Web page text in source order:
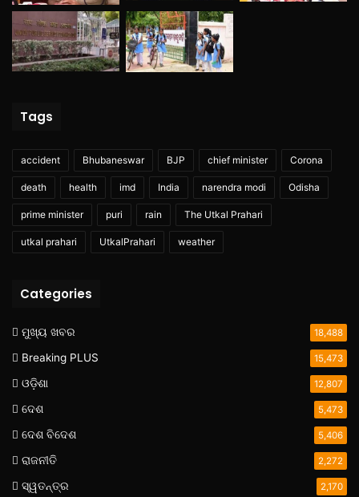
Tags
accident Bhubaneswar BJP chief minister Corona
death health imd India narendra modi Odisha
prime minister puri rain The Utkal Prahari
utkal prahari UtkalPrahari weather
Categories
ମୁଖ୍ୟ ଖବର 18,488
Breaking PLUS 15,473
ଓଡ଼ିଶା 12,807
ଦେଶ 5,473
ଦେଶ ବିଦେଶ 5,406
ରାଜନୀତି 2,272
ସ୍ୱତନ୍ତ୍ର 2,170